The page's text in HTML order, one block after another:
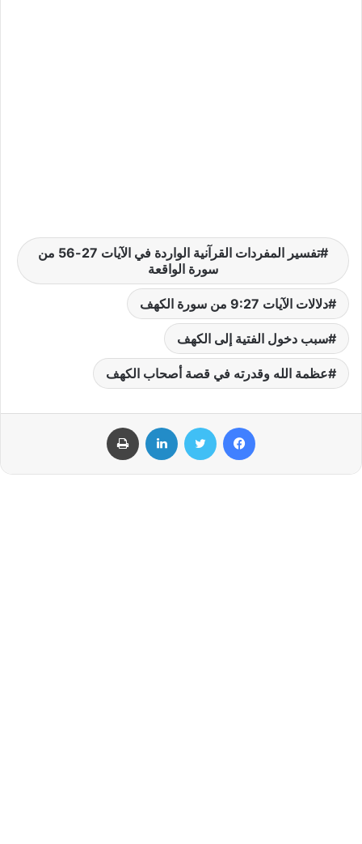
تفسير المفردات القرآنية الواردة في الآيات 27-56 من
سورة الواقعة
دلالات الآيات 9:27 من سورة الكهف
سبب دخول الفتية إلى الكهف
عظمة الله وقدرته في قصة أصحاب الكهف